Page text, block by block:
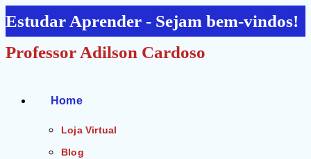
Ir
para
o
Estudar Aprender - Sejam bem-vindos!
Professor Adilson Cardoso
Home
Loja Virtual
Blog